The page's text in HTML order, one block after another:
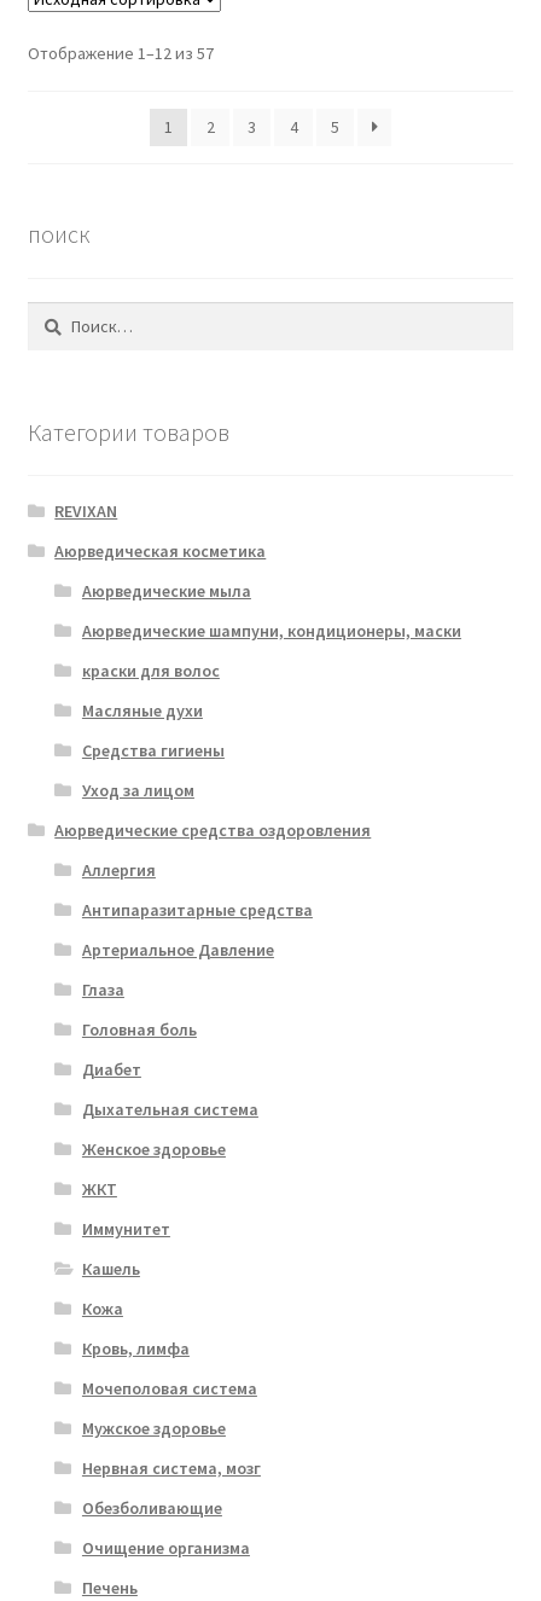
Отображение 1–12 из 57
1 2 3 4 5
поиск
Найти:
Категории товаров
REVIXAN
Аюрведическая косметика
Аюрведические мыла
Аюрведические шампуни, кондиционеры, маски
краски для волос
Масляные духи
Средства гигиены
Уход за лицом
Аюрведические средства оздоровления
Аллергия
Антипаразитарные средства
Артериальное Давление
Глаза
Головная боль
Диабет
Дыхательная система
Женское здоровье
ЖКТ
Иммунитет
Кашель
Кожа
Кровь, лимфа
Мочеполовая система
Мужское здоровье
Нервная система, мозг
Обезболивающие
Очищение организма
Печень